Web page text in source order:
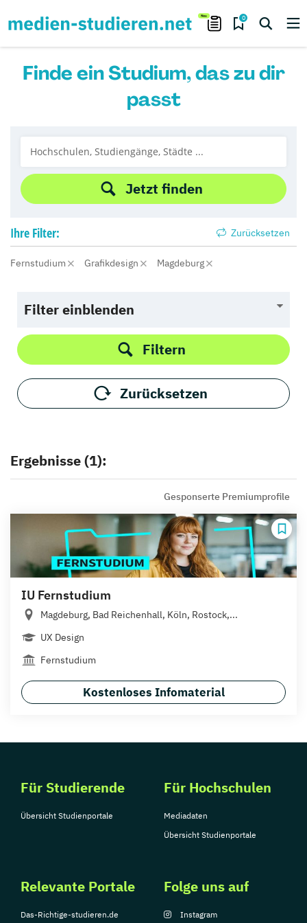
0
Finde ein Studium, das zu dir
passt
Jetzt finden
Ihre Filter: Zurücksetzen
Fernstudium Grafikdesign Magdeburg
Filter einblenden
Filtern
Zurücksetzen
Ergebnisse (1):
Gesponserte Premiumprofile
IU Fernstudium
Magdeburg, Bad Reichenhall, Köln, Rostock,...
UX Design
Fernstudium
Kostenloses Infomaterial
Für Studierende
Übersicht Studienportale
Für Hochschulen
Mediadaten
Übersicht Studienportale
Relevante Portale
Das-Richtige-studieren.de
Folge uns auf
Instagram